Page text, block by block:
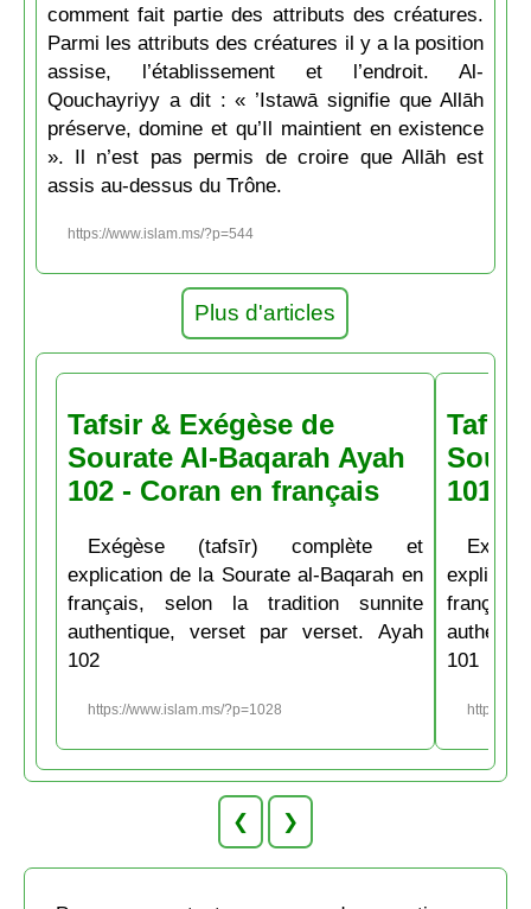
comment fait partie des attributs des créatures.
Parmi les attributs des créatures il y a la position
assise, l’établissement et l’endroit. Al-
Qouchayriyy a dit : « ’Istawā signifie que Allāh
préserve, domine et qu’Il maintient en existence
». Il n’est pas permis de croire que Allāh est
assis au-dessus du Trône.
https://www.islam.ms/?p=544
Plus d'articles
Tafsir & Exégèse de
Sourate Al-Baqarah Ayah
102 - Coran en français
Exégèse (tafsīr) complète et
explication de la Sourate al-Baqarah en
français, selon la tradition sunnite
authentique, verset par verset. Ayah
102
https://www.islam.ms/?p=1028
Tafsir
101 -
101
https://
❮ ❯